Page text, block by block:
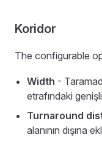
Koridor
The configurable
Width -
etrafındaki
Turnaround
alanının dışına